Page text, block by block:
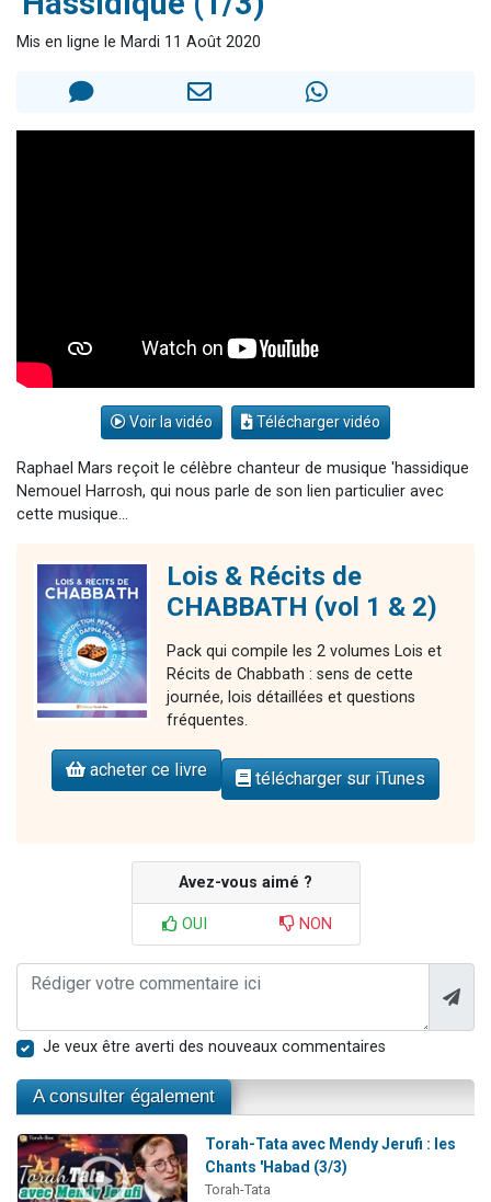
4 personnes viennent de faire un don pour Reloger Rivka, 6 enfants, victime de violences...
Mis en ligne le Mardi 11 Août 2020
Voir la vidéo Télécharger vidéo
Raphael Mars reçoit le célèbre chanteur de musique 'hassidique
Nemouel Harrosh, qui nous parle de son lien particulier avec
cette musique...
Lois & Récits de
CHABBATH (vol 1 & 2)
Pack qui compile les 2 volumes Lois et
Récits de Chabbath : sens de cette
journée, lois détaillées et questions
fréquentes.
acheter ce livre télécharger sur iTunes
Avez-vous aimé ?
OUI NON
Je veux être averti des nouveaux commentaires
A consulter également
Torah-Tata avec Mendy Jerufi : les
Chants 'Habad (3/3)
Torah-Tata